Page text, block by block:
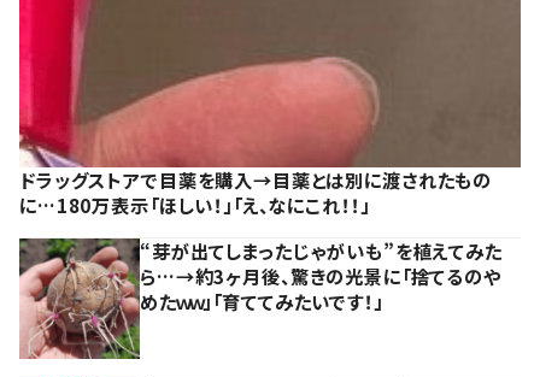
ドラッグストアで目薬を購入→目薬とは別に渡されたもの
に…180万表示「ほしい！」「え、なにこれ！！」
“芽が出てしまったじゃがいも”を植えてみた
ら…→約3ヶ月後、驚きの光景に「捨てるのや
めたｗｗ」「育ててみたいです！」